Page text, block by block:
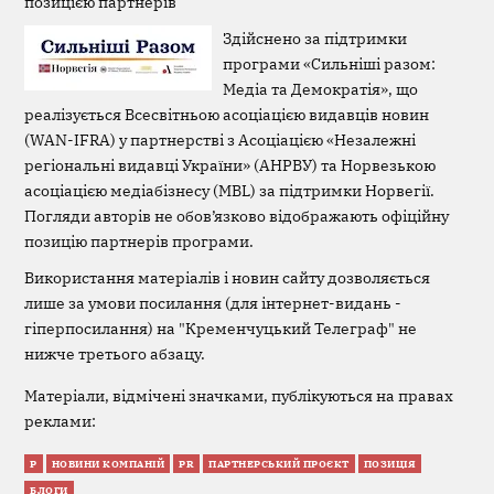
Здійснено за підтримки
програми «Сильніші разом:
Медіа та Демократія», що
реалізується Всесвітньою асоціацією видавців новин
(WAN-IFRA) у партнерстві з Асоціацією «Незалежні
регіональні видавці України» (АНРВУ) та Норвезькою
асоціацією медіабізнесу (MBL) за підтримки Норвегії.
Погляди авторів не обов’язково відображають офіційну
позицію партнерів програми.
Використання матеріалів і новин сайту дозволяється
лише за умови посилання (для інтернет-видань -
гіперпосилання) на "Кременчуцький Телеграф" не
нижче третього абзацу.
Матеріали, відмічені значками, публікуються на правах
реклами:
Р НОВИНИ КОМПАНІЙ PR ПАРТНЕРСЬКИЙ ПРОЄКТ ПОЗИЦІЯ
БЛОГИ